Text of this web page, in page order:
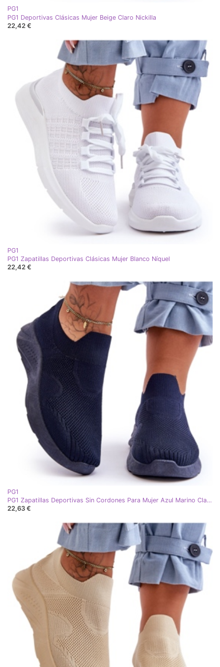
PG1
PG1 Deportivas Clásicas Mujer Beige Claro Nickilla
22,42 €
PG1
PG1 Zapatillas Deportivas Clásicas Mujer Blanco Níquel
22,42 €
PG1
PG1 Zapatillas Deportivas Sin Cordones Para Mujer Azul Marino Claris
22,63 €